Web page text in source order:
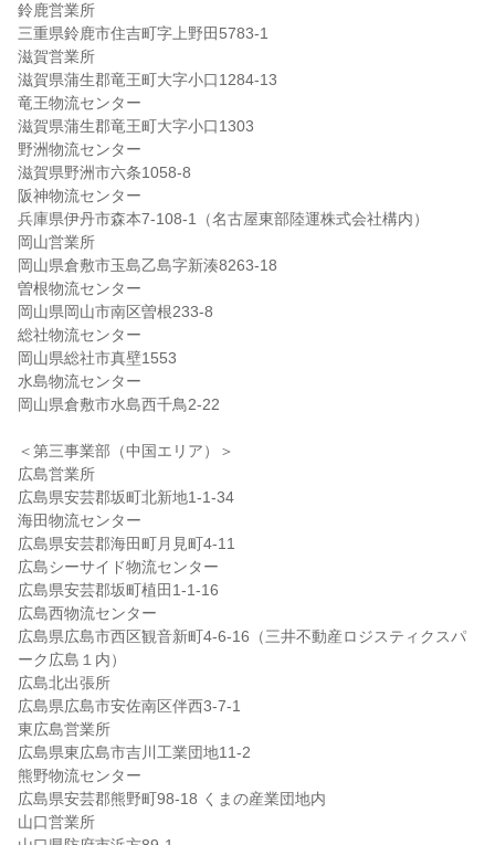
鈴鹿営業所
三重県鈴鹿市住吉町字上野田5783-1
滋賀営業所
滋賀県蒲生郡竜王町大字小口1284-13
竜王物流センター
滋賀県蒲生郡竜王町大字小口1303
野洲物流センター
滋賀県野洲市六条1058-8
阪神物流センター
兵庫県伊丹市森本7-108-1（名古屋東部陸運株式会社構内）
岡山営業所
岡山県倉敷市玉島乙島字新湊8263-18
曽根物流センター
岡山県岡山市南区曽根233-8
総社物流センター
岡山県総社市真壁1553
水島物流センター
岡山県倉敷市水島西千鳥2-22
＜第三事業部（中国エリア）＞
広島営業所
広島県安芸郡坂町北新地1-1-34
海田物流センター
広島県安芸郡海田町月見町4-11
広島シーサイド物流センター
広島県安芸郡坂町植田1-1-16
広島西物流センター
広島県広島市西区観音新町4-6-16（三井不動産ロジスティクスパ
ーク広島１内）
広島北出張所
広島県広島市安佐南区伴西3-7-1
東広島営業所
広島県東広島市吉川工業団地11-2
熊野物流センター
広島県安芸郡熊野町98-18 くまの産業団地内
山口営業所